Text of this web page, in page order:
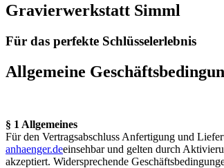
Gravierwerkstatt Simml
Für das perfekte Schlüsselerlebnis
Allgemeine
§ 1 Allgemeines
Für den Vertragsabschluss Anfertigung und
anhaenger.deeinsehbar und gelten durch
akzeptiert. Widersprechende